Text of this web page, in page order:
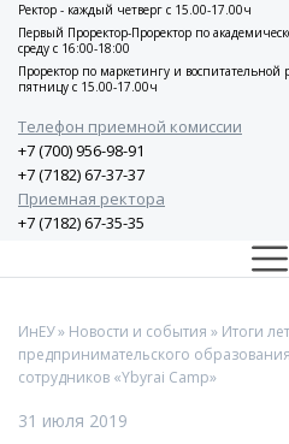
Ректор - каждый четверг с 15.00-17.00ч
Первый Проректор-Проректор по
среду с 16:00-18:00
Проректор по маркетингу и воспитательной
пятницу с 15.00-17.00ч
Телефон приемной комиссии
+7 (700) 956-98-91
+7 (7182) 67-37-37
Приемная ректора
+7 (7182) 67-35-35
ИнЕУ» Новости и события » Итоги
предпринимательского
сотрудников «Ybyrai Camp»
31 июля 2019